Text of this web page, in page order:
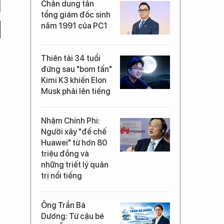
Chân dung tân
tổng giám đốc sinh
năm 1991 của PC1
Thiên tài 34 tuổi
đứng sau "bom tấn"
Kimi K3 khiến Elon
Musk phải lên tiếng
Nhậm Chính Phi:
Người xây "đế chế
Huawei" từ hơn 80
triệu đồng và
những triết lý quản
trị nổi tiếng
Ông Trần Bá
Dương: Từ cậu bé